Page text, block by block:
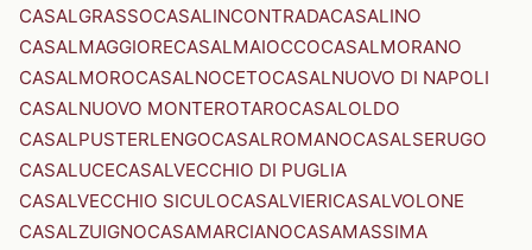
CASALGRASSOCASALINCONTRADACASALINO
CASALMAGGIORECASALMAIOCCOCASALMORANO
CASALMOROCASALNOCETOCASALNUOVO DI NAPOLI
CASALNUOVO MONTEROTAROCASALOLDO
CASALPUSTERLENGOCASALROMANOCASALSERUGO
CASALUCECASALVECCHIO DI PUGLIA
CASALVECCHIO SICULOCASALVIERICASALVOLONE
CASALZUIGNOCASAMARCIANOCASAMASSIMA